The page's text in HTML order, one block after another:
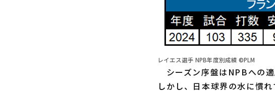
レイエス選手 NPB年度別成績 ©PLM
シーズン序盤はNPBへの
しかし、日本球界の水に慣